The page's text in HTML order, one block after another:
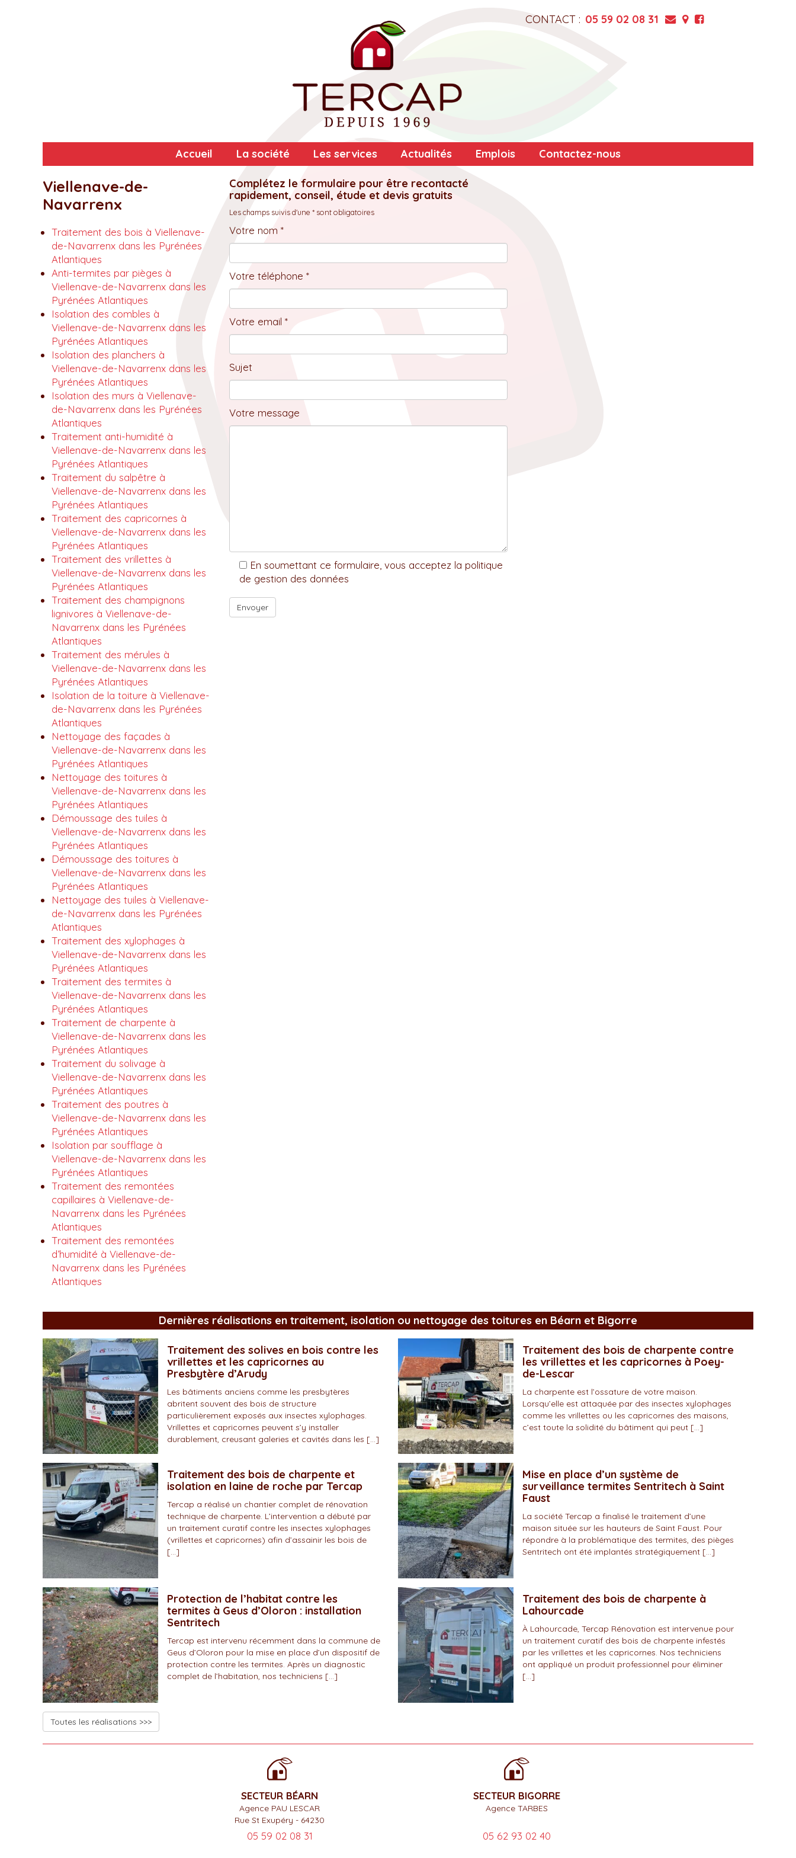
CONTACT : 05 59 02 08 31
Accueil La société Les services Actualités Emplois Contactez-nous
Viellenave-de-
Navarrenx
Traitement des bois à Viellenave-
de-Navarrenx dans les Pyrénées
Atlantiques
Anti-termites par pièges à
Viellenave-de-Navarrenx dans les
Pyrénées Atlantiques
Isolation des combles à
Viellenave-de-Navarrenx dans les
Pyrénées Atlantiques
Isolation des planchers à
Viellenave-de-Navarrenx dans les
Pyrénées Atlantiques
Isolation des murs à Viellenave-
de-Navarrenx dans les Pyrénées
Atlantiques
Traitement anti-humidité à
Viellenave-de-Navarrenx dans les
Pyrénées Atlantiques
Traitement du salpêtre à
Viellenave-de-Navarrenx dans les
Pyrénées Atlantiques
Traitement des capricornes à
Viellenave-de-Navarrenx dans les
Pyrénées Atlantiques
Traitement des vrillettes à
Viellenave-de-Navarrenx dans les
Pyrénées Atlantiques
Traitement des champignons
lignivores à Viellenave-de-
Navarrenx dans les Pyrénées
Atlantiques
Traitement des mérules à
Viellenave-de-Navarrenx dans les
Pyrénées Atlantiques
Isolation de la toiture à Viellenave-
de-Navarrenx dans les Pyrénées
Atlantiques
Nettoyage des façades à
Viellenave-de-Navarrenx dans les
Pyrénées Atlantiques
Nettoyage des toitures à
Viellenave-de-Navarrenx dans les
Pyrénées Atlantiques
Démoussage des tuiles à
Viellenave-de-Navarrenx dans les
Pyrénées Atlantiques
Démoussage des toitures à
Viellenave-de-Navarrenx dans les
Pyrénées Atlantiques
Nettoyage des tuiles à Viellenave-
de-Navarrenx dans les Pyrénées
Atlantiques
Traitement des xylophages à
Viellenave-de-Navarrenx dans les
Pyrénées Atlantiques
Traitement des termites à
Viellenave-de-Navarrenx dans les
Pyrénées Atlantiques
Traitement de charpente à
Viellenave-de-Navarrenx dans les
Pyrénées Atlantiques
Traitement du solivage à
Viellenave-de-Navarrenx dans les
Pyrénées Atlantiques
Traitement des poutres à
Viellenave-de-Navarrenx dans les
Pyrénées Atlantiques
Isolation par soufflage à
Viellenave-de-Navarrenx dans les
Pyrénées Atlantiques
Traitement des remontées
capillaires à Viellenave-de-
Navarrenx dans les Pyrénées
Atlantiques
Traitement des remontées
d’humidité à Viellenave-de-
Navarrenx dans les Pyrénées
Atlantiques
Complétez le formulaire pour être recontacté
rapidement, conseil, étude et devis gratuits
Les champs suivis d'une * sont obligatoires
Votre nom *
Votre téléphone *
Votre email *
Sujet
Votre message
En soumettant ce formulaire, vous acceptez la politique
de gestion des données
Dernières réalisations en traitement, isolation ou nettoyage des toitures en Béarn et Bigorre
Traitement des solives en bois contre les
vrillettes et les capricornes au
Presbytère d’Arudy
Les bâtiments anciens comme les presbytères
abritent souvent des bois de structure
particulièrement exposés aux insectes xylophages.
Vrillettes et capricornes peuvent s’y installer
durablement, creusant galeries et cavités dans les […]
Traitement des bois de charpente contre
les vrillettes et les capricornes à Poey-
de-Lescar
La charpente est l’ossature de votre maison.
Lorsqu’elle est attaquée par des insectes xylophages
comme les vrillettes ou les capricornes des maisons,
c’est toute la solidité du bâtiment qui peut […]
Traitement des bois de charpente et
isolation en laine de roche par Tercap
Tercap a réalisé un chantier complet de rénovation
technique de charpente. L’intervention a débuté par
un traitement curatif contre les insectes xylophages
(vrillettes et capricornes) afin d’assainir les bois de
[…]
Mise en place d’un système de
surveillance termites Sentritech à Saint
Faust
La société Tercap a finalisé le traitement d’une
maison située sur les hauteurs de Saint Faust. Pour
répondre à la problématique des termites, des pièges
Sentritech ont été implantés stratégiquement […]
Protection de l’habitat contre les
termites à Geus d’Oloron : installation
Sentritech
Tercap est intervenu récemment dans la commune de
Geus d’Oloron pour la mise en place d’un dispositif de
protection contre les termites. Après un diagnostic
complet de l’habitation, nos techniciens […]
Traitement des bois de charpente à
Lahourcade
À Lahourcade, Tercap Rénovation est intervenue pour
un traitement curatif des bois de charpente infestés
par les vrillettes et les capricornes. Nos techniciens
ont appliqué un produit professionnel pour éliminer
[…]
Toutes les réalisations >>>
SECTEUR BÉARN
Agence PAU LESCAR
Rue St Exupéry - 64230
05 59 02 08 31
SECTEUR BIGORRE
Agence TARBES
05 62 93 02 40